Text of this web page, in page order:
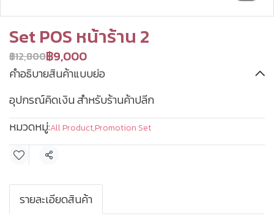
Set POS หน้าร้าน 2
฿12,800฿9,000
คำอธิบายสินค้าแบบย่อ
อุปกรณ์คิดเงิน สำหรับร้านค้าปลีก
หมวดหมู่:All Product,Promotion Set
แชร์
รายละเอียดสินค้า